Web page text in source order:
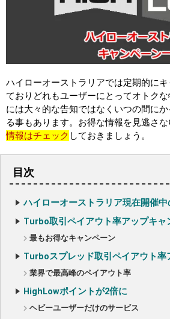
ハイローオーストラリアでは定期的に
ておりどれもユーザーにとってオトク
には大々的な告知ではなくいつの間に
る事もあります。お得な情報を見逃さな
情報はチェック しておきましょう。
目次
ハイローオーストラリア現在開催
Turbo取引ペイアウト率アップキャ
最もお得なキャンペーン
Turboスプレッド取引ペイアウト率
業界で最高峰のペイアウト率
HighLowポイントが2倍に
ヘビーユーザーだけのサービス